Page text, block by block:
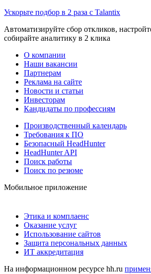
Ускорьте подбор в 2 раза с Talantix
Автоматизируйте сбор откликов,
собирайте аналитику в 2 клика
О компании
Наши вакансии
Партнерам
Реклама на сайте
Новости и статьи
Инвесторам
Кандидаты по профессиям
Производственный календарь
Требования к ПО
Безопасный HeadHunter
HeadHunter API
Поиск работы
Поиск по резюме
Мобильное приложение
Этика и комплаенс
Оказание услуг
Использование сайтов
Защита персональных данных
ИТ аккредитация
На информационном ресурсе hh.ru